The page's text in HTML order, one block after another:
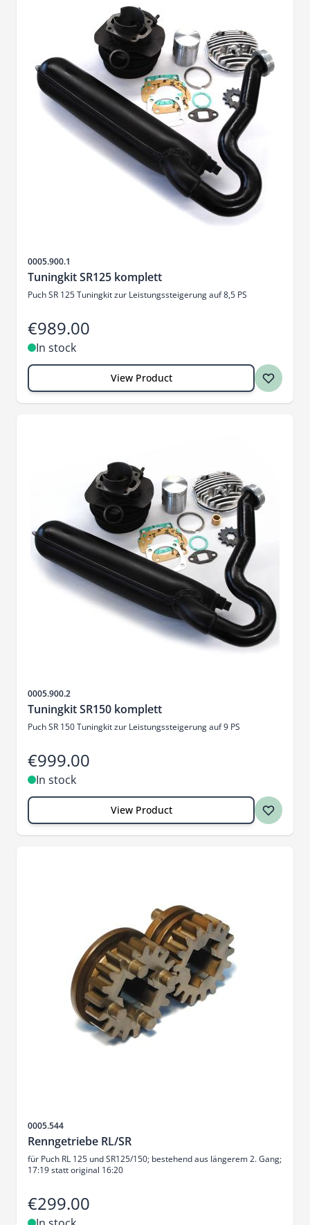
Sku
0005.900.1
Tuningkit SR125 komplett
Puch SR 125 Tuningkit zur Leistungssteigerung auf 8,5 PS
€989.00
In stock
View Product
Sku
0005.900.2
Tuningkit SR150 komplett
Puch SR 150 Tuningkit zur Leistungssteigerung auf 9 PS
€999.00
In stock
View Product
Sku
0005.544
Renngetriebe RL/SR
für Puch RL 125 und SR125/150; bestehend aus längerem 2. Gang;
17:19 statt original 16:20
€299.00